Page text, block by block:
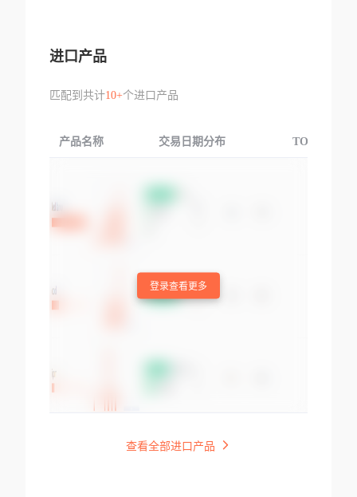
进口产品
匹配到共计10+个进口产品
产品名称 交易日期分布 TOP3交易国
登录查看更多
查看全部进口产品